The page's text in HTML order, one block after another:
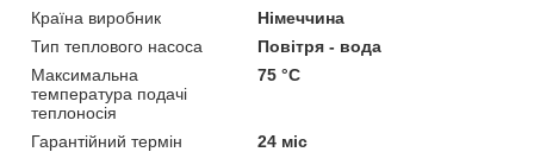
Країна виробник
Німеччина
Тип теплового насоса
Повітря - вода
Максимальна
температура подачі
теплоносія
75 °С
Гарантійний термін 24 міс